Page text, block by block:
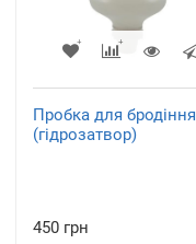
Пробка для бродіння
(гідрозатвор)
450 грн